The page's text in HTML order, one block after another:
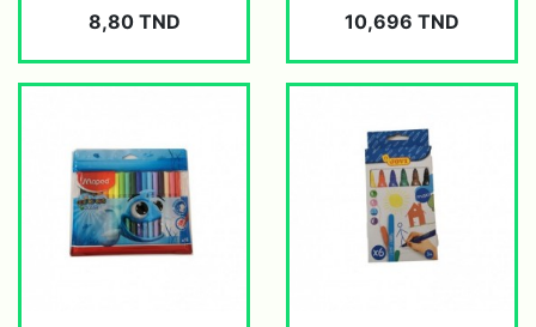
Prix
8,80 TND Prix
10,696 TND